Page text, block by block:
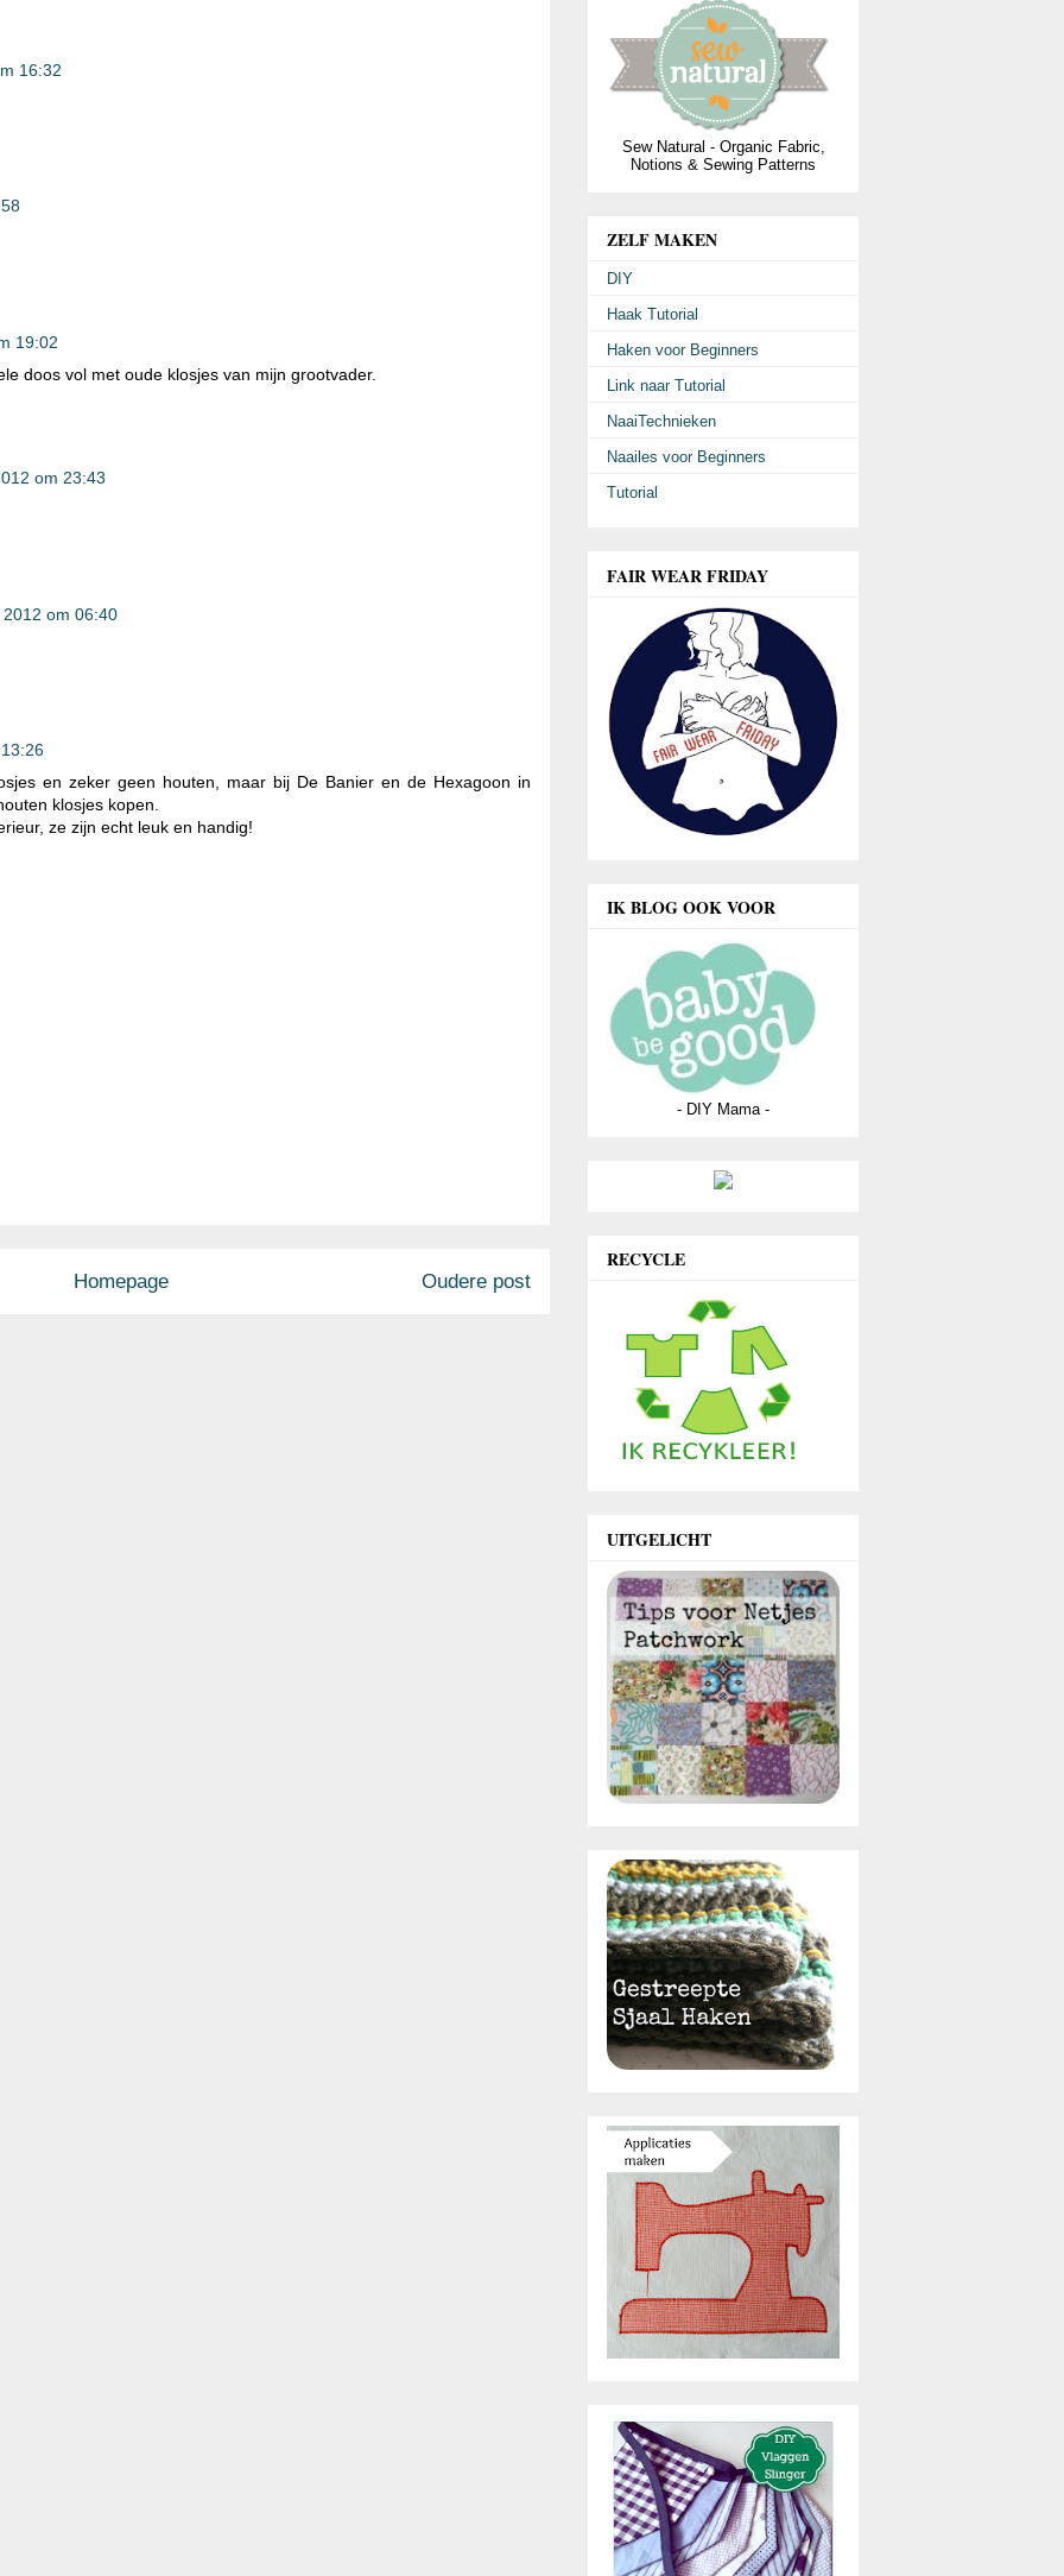
16:32
19:02
doos vol met oude klosjes van mijn grootvader.
om 23:43
om 06:40
en zeker geen houten, maar bij De Banier en de Hexagoon in
klosjes kopen.
ze zijn echt leuk en handig!
Oudere post
Homepage
Sew Natural - Organic Fabric,
Notions & Sewing Patterns
ZELF MAKEN
DIY
Haak Tutorial
Haken voor Beginners
Link naar Tutorial
NaaiTechnieken
Naailes voor Beginners
Tutorial
FAIR WEAR FRIDAY
IK BLOG OOK VOOR
- DIY Mama -
RECYCLE
UITGELICHT